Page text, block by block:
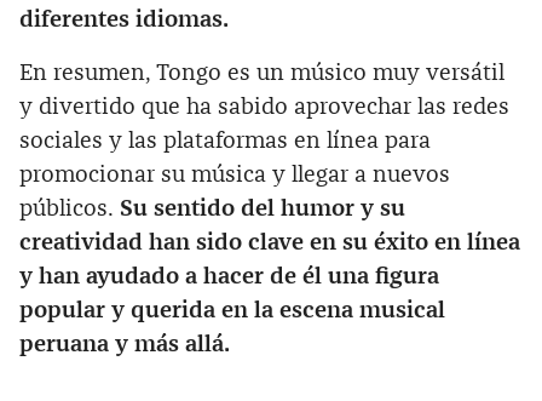
diferentes idiomas.
En resumen, Tongo es un músico muy versátil
y divertido que ha sabido aprovechar las redes
sociales y las plataformas en línea para
promocionar su música y llegar a nuevos
públicos. Su sentido del humor y su
creatividad han sido clave en su éxito en línea
y han ayudado a hacer de él una figura
popular y querida en la escena musical
peruana y más allá.